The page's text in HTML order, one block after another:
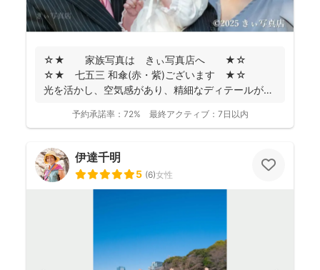
☆★ 家族写真は きぃ写真店へ ★☆
☆★ 七五三 和傘(赤・紫)ございます ★☆
光を活かし、空気感があり、精細なディテールが残
予約承諾率： 72% 最終アクティブ： 7日以内
伊達千明
5 (6)女性